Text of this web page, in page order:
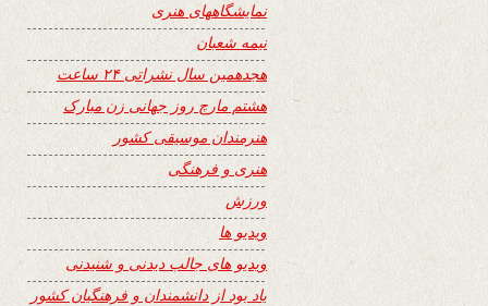
نمایشگاههای هنری
نیمه شعبان
هجدهمین سال نشراتی ۲۴ ساعت
هشتم مارچ روز جهانی زن مبارک
هنرمندان موسیقی کشور
هنری و فرهنگی
ورزش
ویدیو ها
ویدیو های جالب دیدنی و شنیدنی
یاد بود از دانشمندان و فرهنگیان کشور